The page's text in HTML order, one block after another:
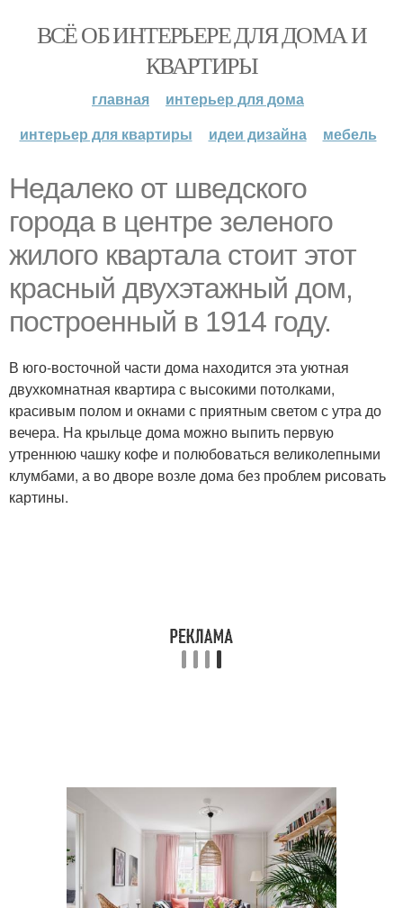
ВСЁ ОБ ИНТЕРЬЕРЕ ДЛЯ ДОМА И
КВАРТИРЫ
главная
интерьер для дома
интерьер для квартиры
идеи дизайна мебель
Недалеко от шведского
города в центре зеленого
жилого квартала стоит этот
красный двухэтажный дом,
построенный в 1914 году.
В юго-восточной части дома находится эта уютная
двухкомнатная квартира с высокими потолками,
красивым полом и окнами с приятным светом с утра до
вечера. На крыльце дома можно выпить первую
утреннюю чашку кофе и полюбоваться великолепными
клумбами, а во дворе возле дома без проблем рисовать
картины.